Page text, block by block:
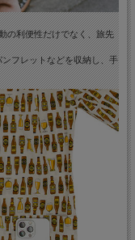
の利便性だけでなく、旅先
フレットなどを収納し、手